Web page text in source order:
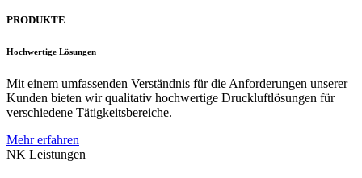
PRODUKTE
Hochwertige Lösungen
Mit einem umfassenden Verständnis für die Anforderungen unserer
Kunden bieten wir qualitativ hochwertige Druckluftlösungen für
verschiedene Tätigkeitsbereiche.
Mehr erfahren
NK Leistungen